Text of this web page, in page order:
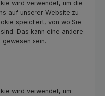
wird verwendet, um die
auf unserer Website zu
speichert, von wo Sie
Das kann eine andere
gewesen sein.
wird verwendet, um